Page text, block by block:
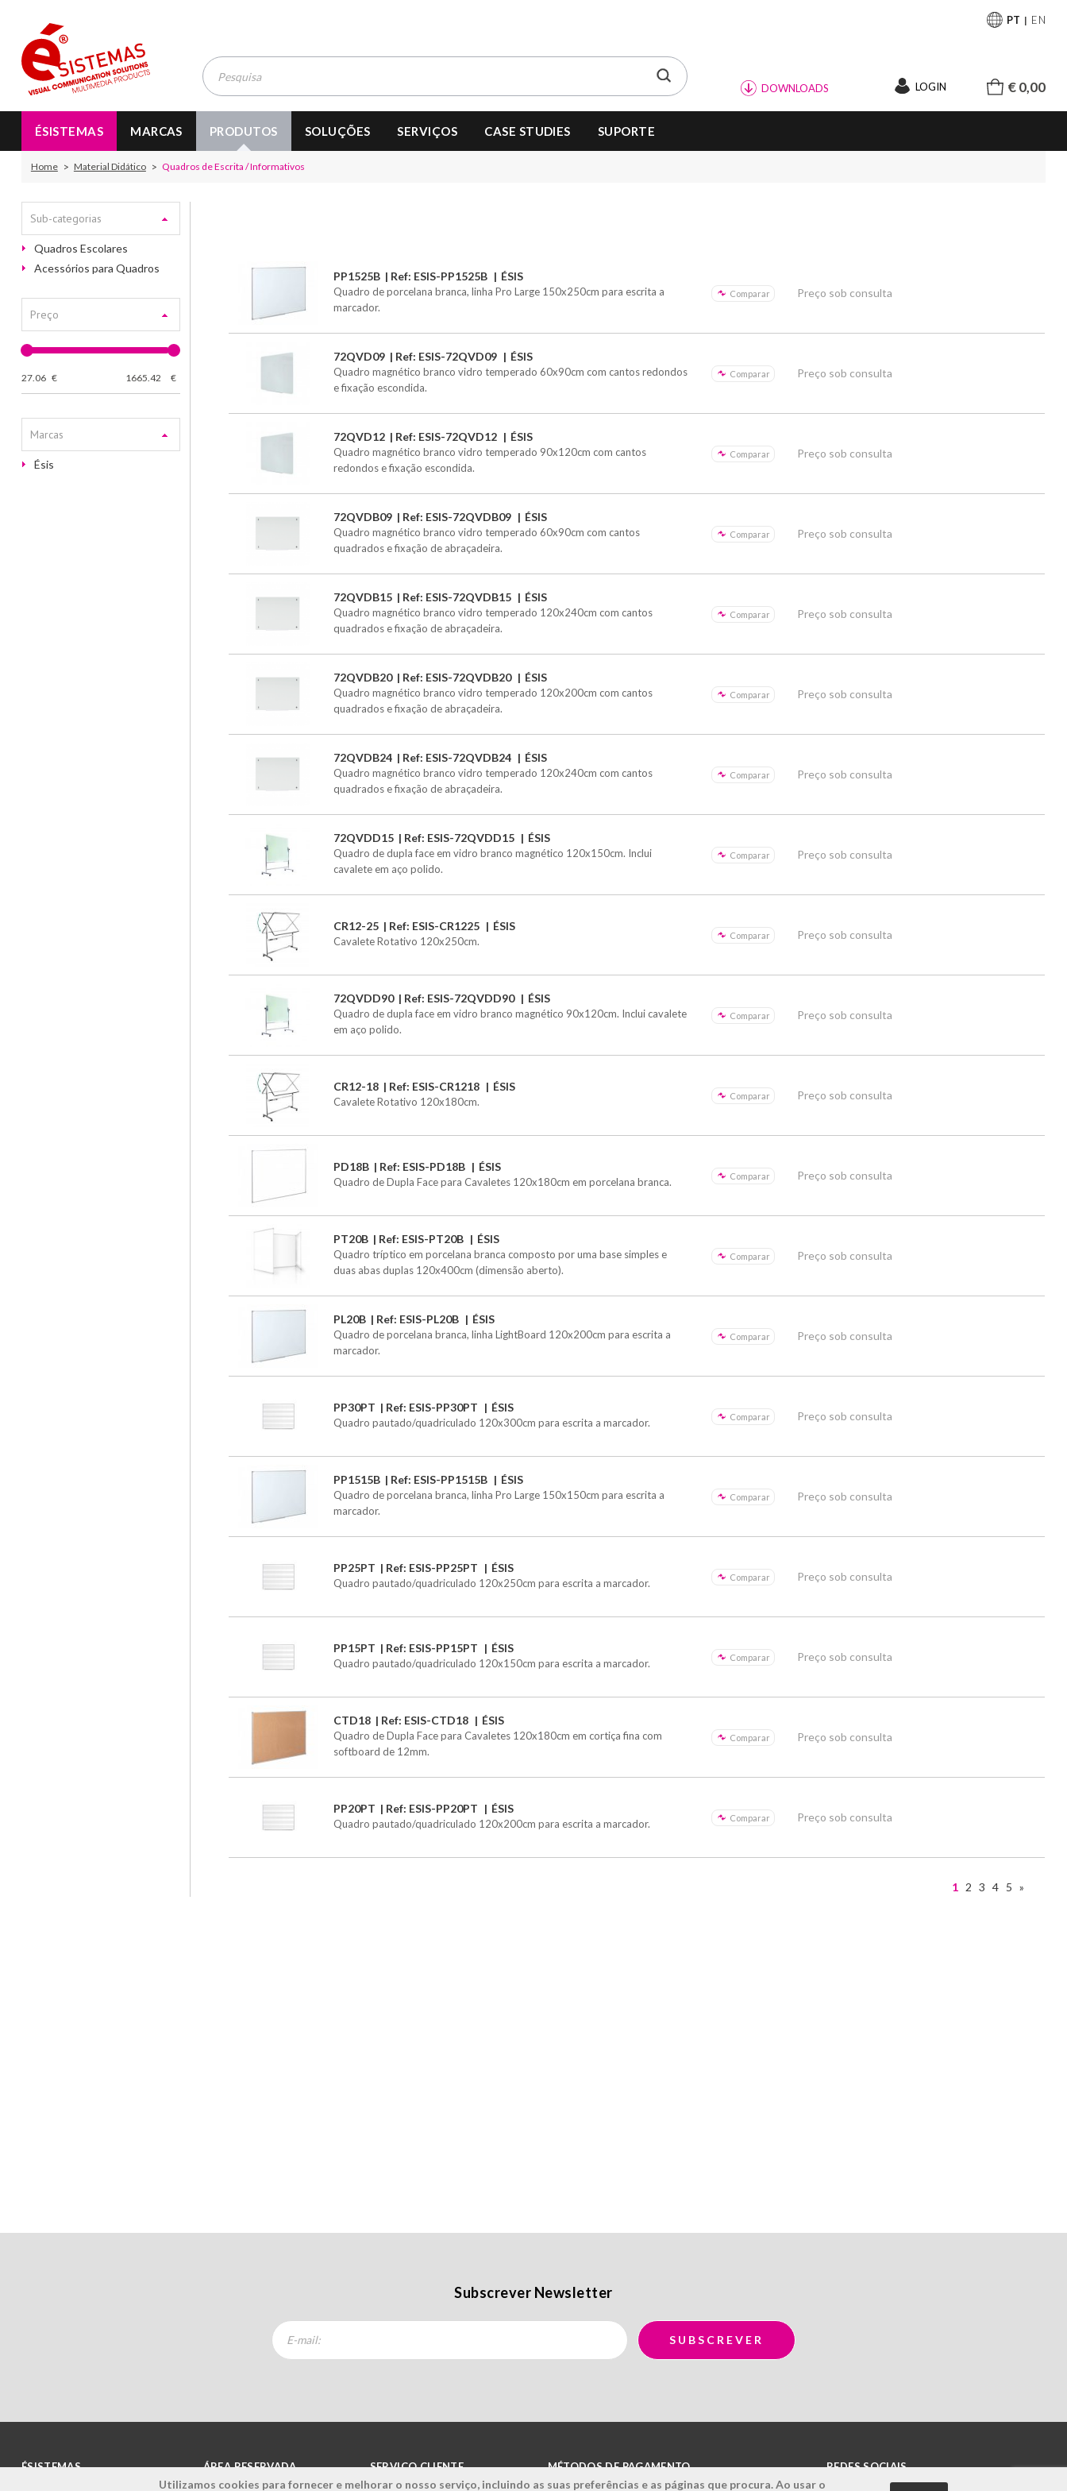
PT EN
DOWNLOADS LOGIN € 0,00
ÉSISTEMAS MARCAS PRODUTOS SOLUÇÕES SERVIÇOS CASE STUDIES SUPORTE
Home Material Didático Quadros de Escrita / Informativos
Sub-categorias
Quadros Escolares
Acessórios para Quadros
Preço
27.06 € 1665.42 €
Marcas
Ésis
PP1525B Ref: ESIS-PP1525B ÉSIS
Quadro de porcelana branca, linha Pro Large 150x250cm para escrita a
marcador.
Comparar Preço sob consulta
72QVD09 Ref: ESIS-72QVD09 ÉSIS
Quadro magnético branco vidro temperado 60x90cm com cantos redondos
e fixação escondida.
Comparar Preço sob consulta
72QVD12 Ref: ESIS-72QVD12 ÉSIS
Quadro magnético branco vidro temperado 90x120cm com cantos
redondos e fixação escondida.
Comparar Preço sob consulta
72QVDB09 Ref: ESIS-72QVDB09 ÉSIS
Quadro magnético branco vidro temperado 60x90cm com cantos
quadrados e fixação de abraçadeira.
Comparar Preço sob consulta
72QVDB15 Ref: ESIS-72QVDB15 ÉSIS
Quadro magnético branco vidro temperado 120x240cm com cantos
quadrados e fixação de abraçadeira.
Comparar Preço sob consulta
72QVDB20 Ref: ESIS-72QVDB20 ÉSIS
Quadro magnético branco vidro temperado 120x200cm com cantos
quadrados e fixação de abraçadeira.
Comparar Preço sob consulta
72QVDB24 Ref: ESIS-72QVDB24 ÉSIS
Quadro magnético branco vidro temperado 120x240cm com cantos
quadrados e fixação de abraçadeira.
Comparar Preço sob consulta
72QVDD15 Ref: ESIS-72QVDD15 ÉSIS
Quadro de dupla face em vidro branco magnético 120x150cm. Inclui
cavalete em aço polido.
Comparar Preço sob consulta
CR12-25 Ref: ESIS-CR1225 ÉSIS
Cavalete Rotativo 120x250cm. Comparar Preço sob consulta
72QVDD90 Ref: ESIS-72QVDD90 ÉSIS
Quadro de dupla face em vidro branco magnético 90x120cm. Inclui cavalete
em aço polido.
Comparar Preço sob consulta
CR12-18 Ref: ESIS-CR1218 ÉSIS
Cavalete Rotativo 120x180cm. Comparar Preço sob consulta
PD18B Ref: ESIS-PD18B ÉSIS
Quadro de Dupla Face para Cavaletes 120x180cm em porcelana branca. Comparar Preço sob consulta
PT20B Ref: ESIS-PT20B ÉSIS
Quadro tríptico em porcelana branca composto por uma base simples e
duas abas duplas 120x400cm (dimensão aberto).
Comparar Preço sob consulta
PL20B Ref: ESIS-PL20B ÉSIS
Quadro de porcelana branca, linha LightBoard 120x200cm para escrita a
marcador.
Comparar Preço sob consulta
PP30PT Ref: ESIS-PP30PT ÉSIS
Quadro pautado/quadriculado 120x300cm para escrita a marcador. Comparar Preço sob consulta
PP1515B Ref: ESIS-PP1515B ÉSIS
Quadro de porcelana branca, linha Pro Large 150x150cm para escrita a
marcador.
Comparar Preço sob consulta
PP25PT Ref: ESIS-PP25PT ÉSIS
Quadro pautado/quadriculado 120x250cm para escrita a marcador. Comparar Preço sob consulta
PP15PT Ref: ESIS-PP15PT ÉSIS
Quadro pautado/quadriculado 120x150cm para escrita a marcador. Comparar Preço sob consulta
CTD18 Ref: ESIS-CTD18 ÉSIS
Quadro de Dupla Face para Cavaletes 120x180cm em cortiça fina com
softboard de 12mm.
Comparar Preço sob consulta
PP20PT Ref: ESIS-PP20PT ÉSIS
Quadro pautado/quadriculado 120x200cm para escrita a marcador. Comparar Preço sob consulta
1 2 3 4 5 »
Subscrever Newsletter
ÉSISTEMAS ÁREA RESERVADA SERVIÇO CLIENTE MÉTODOS DE PAGAMENTO REDES SOCIAIS
Utilizamos cookies para fornecer e melhorar o nosso serviço, incluindo as suas preferências e as páginas que procura. Ao usar o